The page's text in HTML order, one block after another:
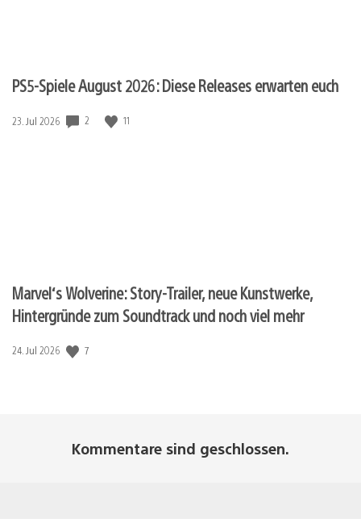
PS5-Spiele August 2026: Diese Releases erwarten euch
Veröffentlichungsdatum:
23. Jul 2026 2 11
Marvel‘s Wolverine: Story-Trailer, neue Kunstwerke,
Hintergründe zum Soundtrack und noch viel mehr
Veröffentlichungsdatum:
24. Jul 2026 7
Kommentare sind geschlossen.